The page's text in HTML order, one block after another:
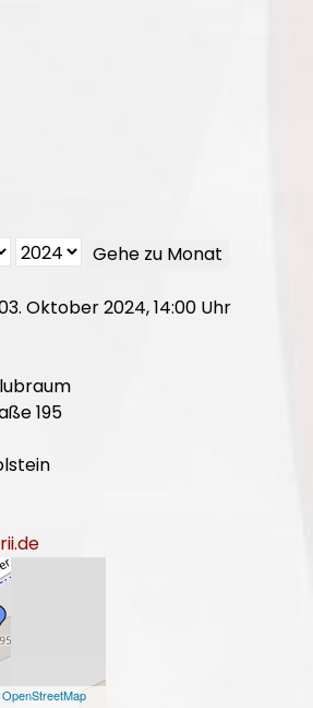
Gehe zu Monat
Oktober 2024, 14:00 Uhr
195
OpenStreetMap